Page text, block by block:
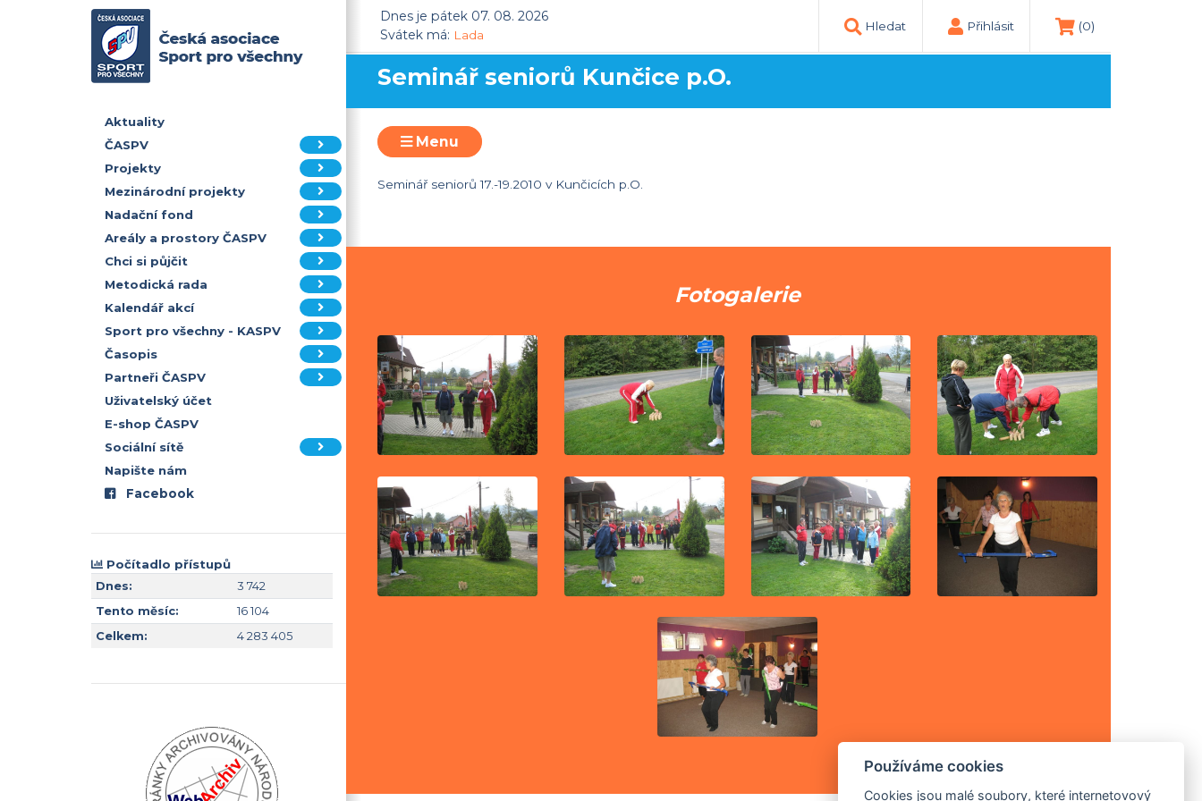
Aktuality
ČASPV
Projekty
Mezinárodní projekty
Nadační fond
Areály a prostory ČASPV
Chci si půjčit
Metodická rada
Kalendář akcí
Sport pro všechny - KASPV
Časopis
Partneři ČASPV
Uživatelský účet
E-shop ČASPV
Sociální sítě
Napište nám
Facebook
Počítadlo přístupů
Dnes:
3 742
Tento měsíc:
16 104
Celkem:
4 283 405
Dnes je pátek 07. 08. 2026
Svátek má: Lada
Hledat Přihlásit (0)
Seminář seniorů Kunčice p.O.
Menu
Seminář seniorů 17.-19.2010 v Kunčicích p.O.
Fotogalerie
Používáme cookies
Cookies jsou malé soubory, které internetovový